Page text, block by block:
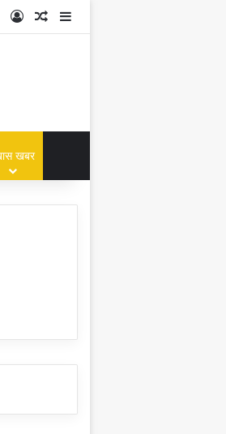
Log InRandom Article
Sidebar
for
खबर